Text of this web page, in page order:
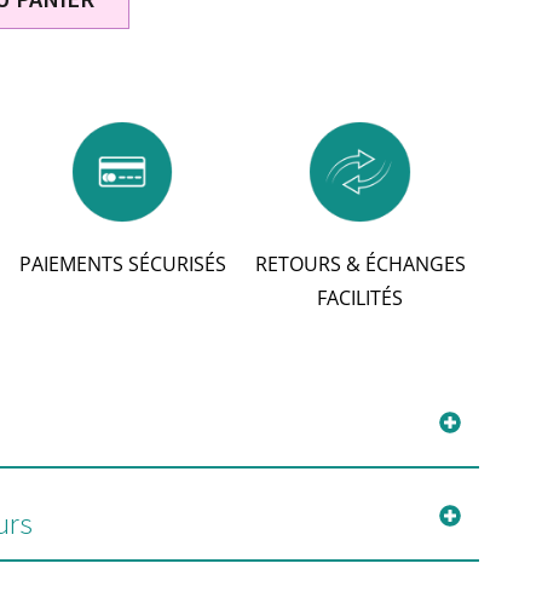
PAIEMENTS SÉCURISÉS
RETOURS & ÉCHANGES
FACILITÉS